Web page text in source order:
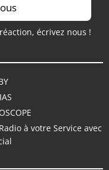
écrivez nous !
à votre Service avec